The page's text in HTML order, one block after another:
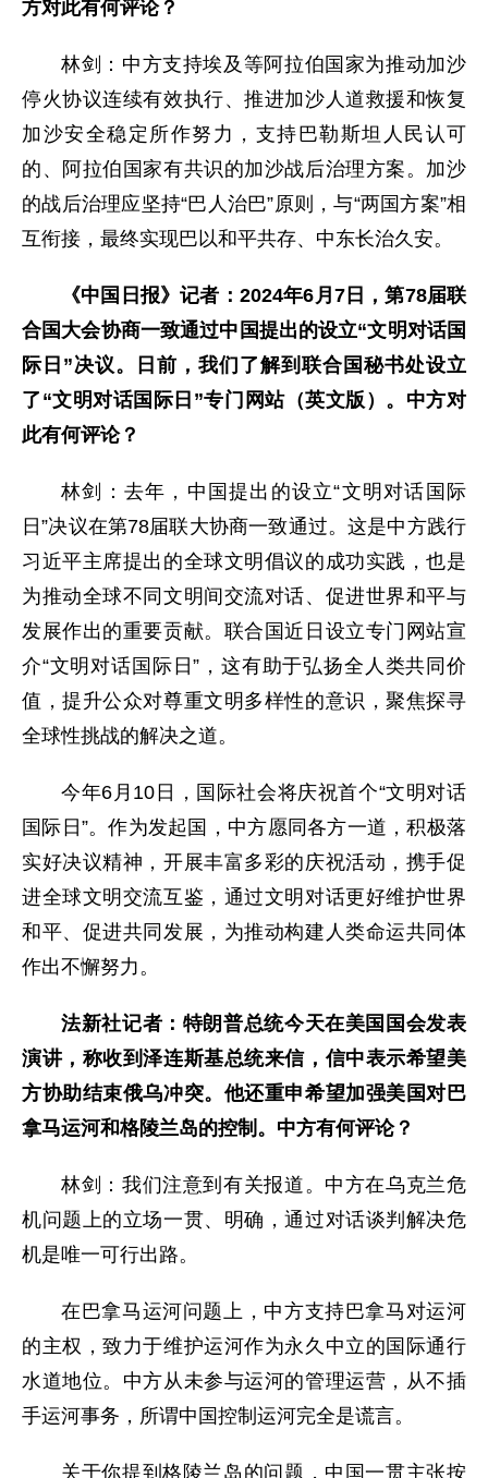
方对此有何评论？
林剑：中方支持埃及等阿拉伯国家为推动加沙
停火协议连续有效执行、推进加沙人道救援和恢复
加沙安全稳定所作努力，支持巴勒斯坦人民认可
的、阿拉伯国家有共识的加沙战后治理方案。加沙
的战后治理应坚持“巴人治巴”原则，与“两国方案”相
互衔接，最终实现巴以和平共存、中东长治久安。
《中国日报》记者：2024年6月7日，第78届联
合国大会协商一致通过中国提出的设立“文明对话国
际日”决议。日前，我们了解到联合国秘书处设立
了“文明对话国际日”专门网站（英文版）。中方对
此有何评论？
林剑：去年，中国提出的设立“文明对话国际
日”决议在第78届联大协商一致通过。这是中方践行
习近平主席提出的全球文明倡议的成功实践，也是
为推动全球不同文明间交流对话、促进世界和平与
发展作出的重要贡献。联合国近日设立专门网站宣
介“文明对话国际日”，这有助于弘扬全人类共同价
值，提升公众对尊重文明多样性的意识，聚焦探寻
全球性挑战的解决之道。
今年6月10日，国际社会将庆祝首个“文明对话
国际日”。作为发起国，中方愿同各方一道，积极落
实好决议精神，开展丰富多彩的庆祝活动，携手促
进全球文明交流互鉴，通过文明对话更好维护世界
和平、促进共同发展，为推动构建人类命运共同体
作出不懈努力。
法新社记者：特朗普总统今天在美国国会发表
演讲，称收到泽连斯基总统来信，信中表示希望美
方协助结束俄乌冲突。他还重申希望加强美国对巴
拿马运河和格陵兰岛的控制。中方有何评论？
林剑：我们注意到有关报道。中方在乌克兰危
机问题上的立场一贯、明确，通过对话谈判解决危
机是唯一可行出路。
在巴拿马运河问题上，中方支持巴拿马对运河
的主权，致力于维护运河作为永久中立的国际通行
水道地位。中方从未参与运河的管理运营，从不插
手运河事务，所谓中国控制运河完全是谎言。
关于你提到格陵兰岛的问题，中国一贯主张按